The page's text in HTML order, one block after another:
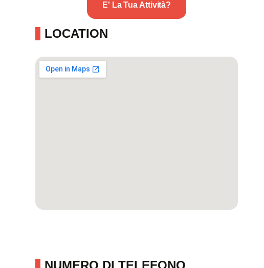
E' La Tua Attività?
LOCATION